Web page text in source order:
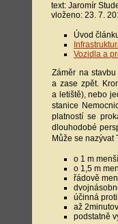
text: Jaromír
vloženo: 23. 7.
Úvod
Vozidla a
Záměr na
a zase zpět.
a letiště), nebo
stanice
platností se
dlouhodobé
Může se nazývat
o 1 m
o 1,5 m
řádově
účinná
až
podstatně